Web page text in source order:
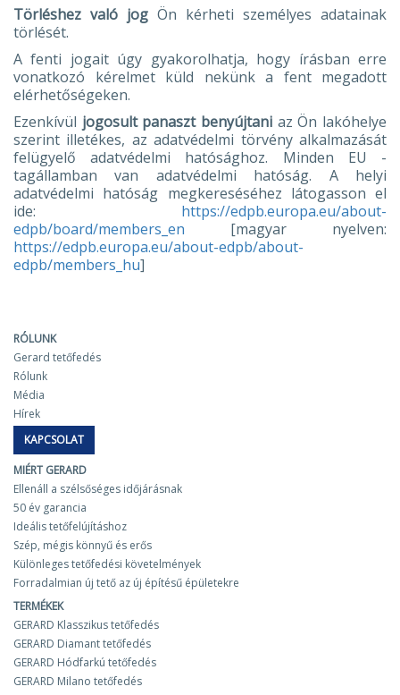
Törléshez való jog Ön kérheti személyes adatainak
törlését.
A fenti jogait úgy gyakorolhatja, hogy írásban erre
vonatkozó kérelmet küld nekünk a fent megadott
elérhetőségeken.
Ezenkívül jogosult panaszt benyújtani az Ön lakóhelye
szerint illetékes, az adatvédelmi törvény alkalmazását
felügyelő adatvédelmi hatósághoz. Minden EU -
tagállamban van adatvédelmi hatóság. A helyi
adatvédelmi hatóság megkereséséhez látogasson el
ide: https://edpb.europa.eu/about-
edpb/board/members_en [magyar nyelven:
https://edpb.europa.eu/about-edpb/about-
edpb/members_hu]
RÓLUNK
Gerard tetőfedés
Rólunk
Média
Hírek
KAPCSOLAT
MIÉRT GERARD
Ellenáll a szélsőséges időjárásnak
50 év garancia
Ideális tetőfelújításhoz
Szép, mégis könnyű és erős
Különleges tetőfedési követelmények
Forradalmian új tető az új építésű épületekre
TERMÉKEK
GERARD Klasszikus tetőfedés
GERARD Diamant tetőfedés
GERARD Hódfarkú tetőfedés
GERARD Milano tetőfedés